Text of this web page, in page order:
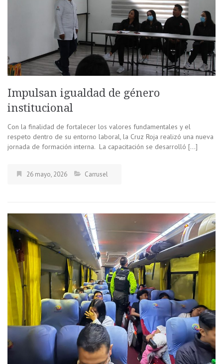
Impulsan igualdad de género
institucional
Con la finalidad de fortalecer los valores fundamentales y el
respeto dentro de su entorno laboral, la Cruz Roja realizó una nueva
jornada de formación interna. La capacitación se desarrolló […]
26 mayo, 2026 Carrusel